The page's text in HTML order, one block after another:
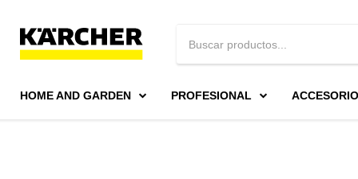
HOME AND GARDEN PROFESIONAL